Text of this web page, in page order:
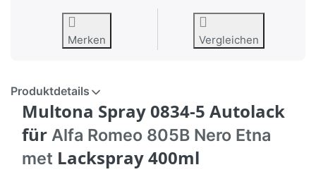
Merken Vergleichen
Produktdetails
Multona Spray 0834-5 Autolack
für Alfa Romeo 805B Nero Etna
met Lackspray 400ml